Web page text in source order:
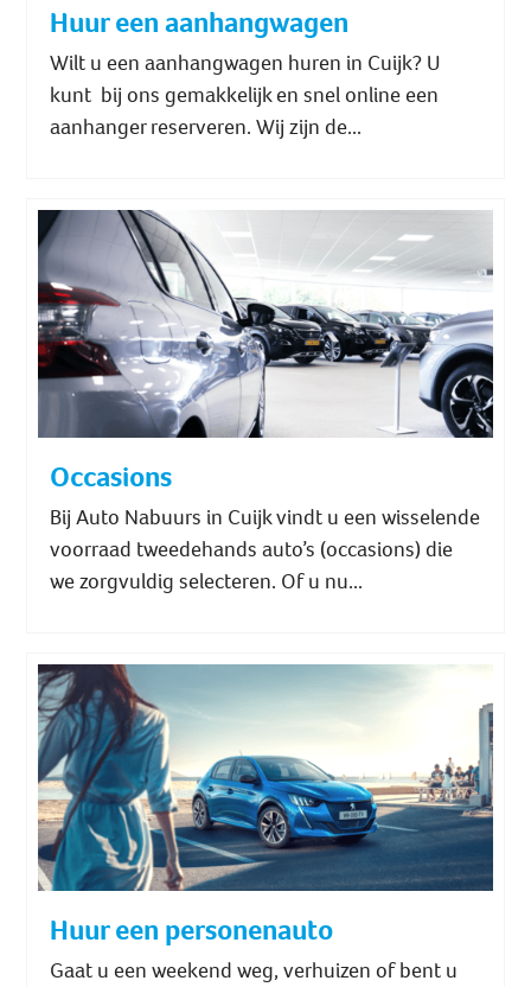
Huur een aanhangwagen
Wilt u een aanhangwagen huren in Cuijk? U
kunt bij ons gemakkelijk en snel online een
aanhanger reserveren. Wij zijn de...
Occasions
Bij Auto Nabuurs in Cuijk vindt u een wisselende
voorraad tweedehands auto’s (occasions) die
we zorgvuldig selecteren. Of u nu...
Huur een personenauto
Gaat u een weekend weg, verhuizen of bent u